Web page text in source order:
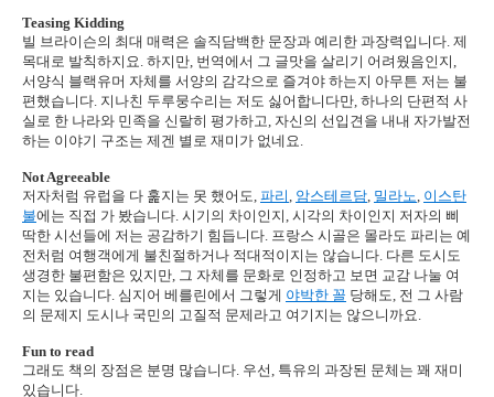
Teasing Kidding
빌 브라이슨의 최대 매력은 솔직담백한 문장과 예리한 과장력입니다. 제
목대로 발칙하지요. 하지만, 번역에서 그 글맛을 살리기 어려웠음인지,
서양식 블랙유머 자체를 서양의 감각으로 즐겨야 하는지 아무튼 저는 불
편했습니다. 지나친 두루뭉수리는 저도 싫어합니다만, 하나의 단편적 사
실로 한 나라와 민족을 신랄히 평가하고, 자신의 선입견을 내내 자가발전
하는 이야기 구조는 제겐 별로 재미가 없네요.
Not Agreeable
저자처럼 유럽을 다 훑지는 못 했어도, 파리, 암스테르담, 밀라노, 이스탄
불에는 직접 가 봤습니다. 시기의 차이인지, 시각의 차이인지 저자의 삐
딱한 시선들에 저는 공감하기 힘듭니다. 프랑스 시골은 몰라도 파리는 예
전처럼 여행객에게 불친절하거나 적대적이지는 않습니다. 다른 도시도
생경한 불편함은 있지만, 그 자체를 문화로 인정하고 보면 교감 나눌 여
지는 있습니다. 심지어 베를린에서 그렇게 야박한 꼴 당해도, 전 그 사람
의 문제지 도시나 국민의 고질적 문제라고 여기지는 않으니까요.
Fun to read
그래도 책의 장점은 분명 많습니다. 우선, 특유의 과장된 문체는 꽤 재미
있습니다.